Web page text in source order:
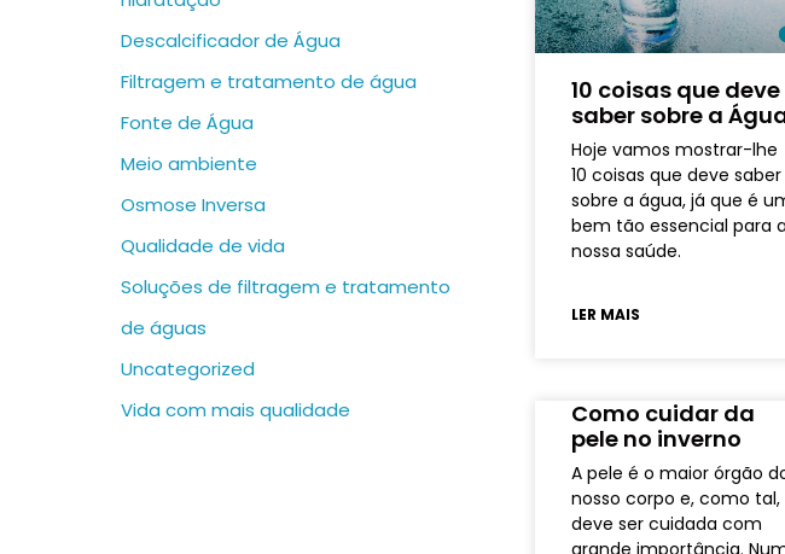
Descalcificador de Água
Filtragem e tratamento de água
Fonte de Água
Meio ambiente
Osmose Inversa
Qualidade de vida
Soluções de filtragem e tratamento
de águas
Uncategorized
Vida com mais qualidade
10 coisas que deve
saber sobre a
Hoje vamos mostrar-lhe
10 coisas que deve saber
sobre a água, já que é
bem tão essencial para a
nossa saúde.
LER MAIS
Como cuidar da
pele no inverno
A pele é o maior órgão
nosso corpo e, como tal,
deve ser cuidada com
grande importância.